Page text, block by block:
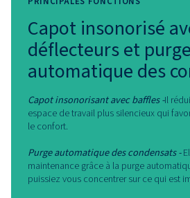
Pourquoi
Lorsque la